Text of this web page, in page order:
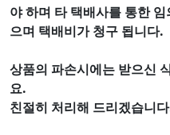
야 하며 타 택배사를 통한
으며 택배비가 청구 됩니다.
상품의 파손시에는 받으신
요.
친절히 처리해 드리겠습니